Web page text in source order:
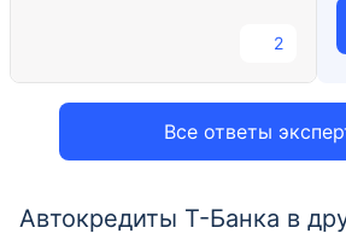
Все ответы
2
Автокредиты Т-Банка в